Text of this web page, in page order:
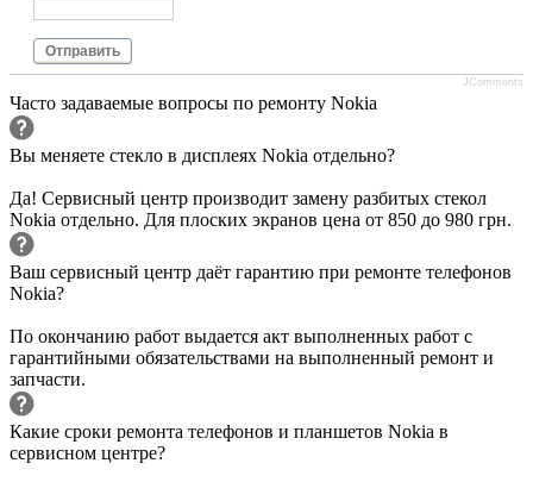
Отправить
JComments
Часто задаваемые вопросы по ремонту Nokia
Вы меняете стекло в дисплеях Nokia отдельно?
Да! Сервисный центр производит замену разбитых стекол
Nokia отдельно. Для плоских экранов цена от 850 до 980 грн.
Ваш сервисный центр даёт гарантию при ремонте телефонов
Nokia?
По окончанию работ выдается акт выполненных работ с
гарантийными обязательствами на выполненный ремонт и
запчасти.
Какие сроки ремонта телефонов и планшетов Nokia в
сервисном центре?